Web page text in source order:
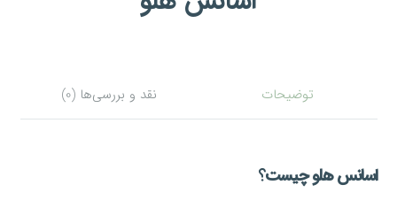
توضیحات نقد و بررسی‌ها (0)
اسانس هلو چیست؟